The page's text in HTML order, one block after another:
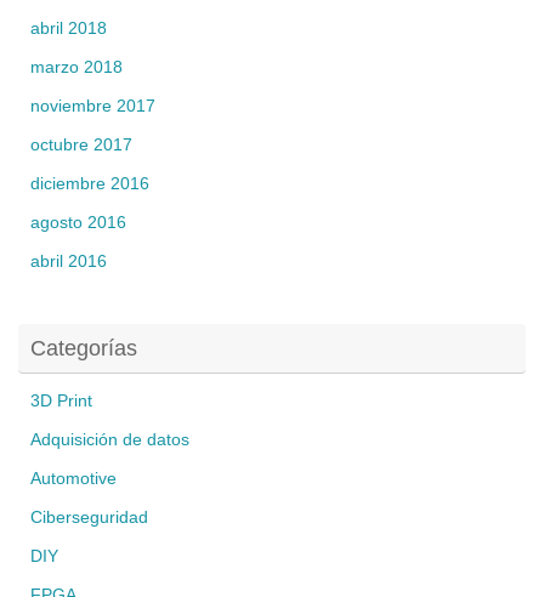
abril 2018
marzo 2018
noviembre 2017
octubre 2017
diciembre 2016
agosto 2016
abril 2016
Categorías
3D Print
Adquisición de datos
Automotive
Ciberseguridad
DIY